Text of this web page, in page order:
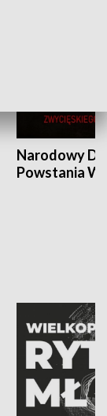
Narodowy
Powstania